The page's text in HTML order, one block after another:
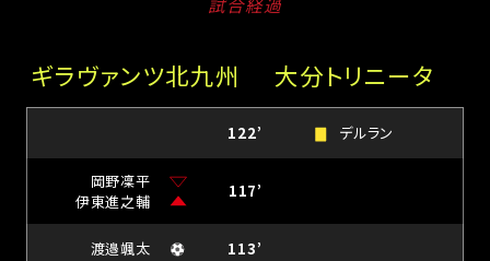
ギラヴァンツ北九州 大分トリニータ
122’ デルラン
岡野凜平
伊東進之輔
117’
渡邉颯太 113’